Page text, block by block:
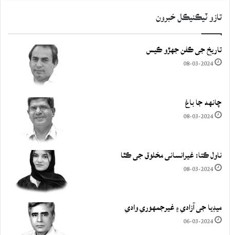
تازو ٽيڪنيڪل خبرون
تاريخ جي ڪفن جھڙو ڪيس
08-03-2024
چانهه جا باغ
08-03-2024
ناول ڪتا: غيرانساني مخلوق جي ڪٿا
08-03-2024
ميڊيا جي آزادي ۽ غيرجمھوري وادي
06-03-2024